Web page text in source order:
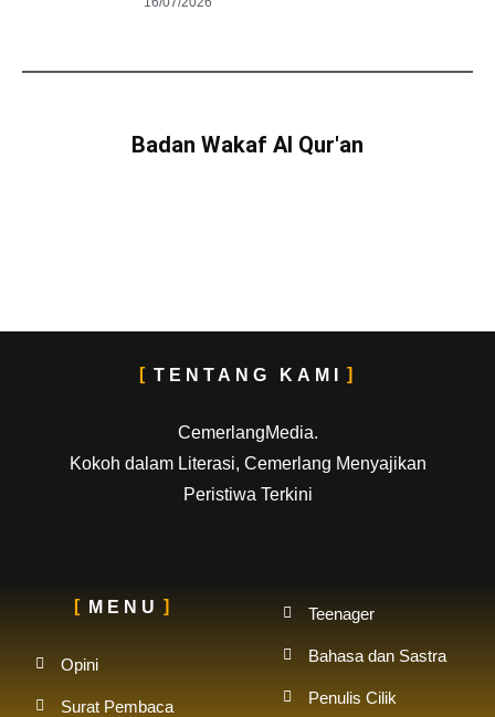
Badan Wakaf Al Qur'an
TENTANG KAMI
CemerlangMedia.
Kokoh dalam Literasi, Cemerlang Menyajikan
Peristiwa Terkini
MENU
Opini
Surat Pembaca
Teenager
Bahasa dan Sastra
Penulis Cilik